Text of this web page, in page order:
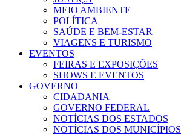
MEIO AMBIENTE
POLÍTICA
SAÚDE E BEM-ESTAR
VIAGENS E TURISMO
EVENTOS
FEIRAS E EXPOSIÇÕES
SHOWS E EVENTOS
GOVERNO
CIDADANIA
GOVERNO FEDERAL
NOTÍCIAS DOS ESTADOS
NOTÍCIAS DOS MUNICÍPIOS